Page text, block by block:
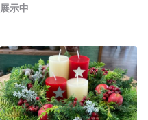
展示中